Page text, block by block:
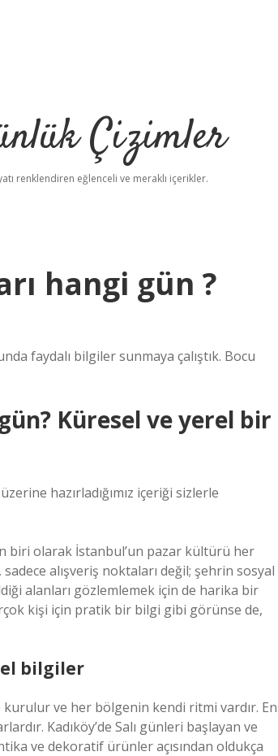
Çizimler
renklendiren eğlenceli ve meraklı içerikler.
hangi gün ?
faydalı bilgiler sunmaya çalıştık. Bocu
Küresel ve yerel bir
hazırladığımız içeriği sizlerle
biri olarak İstanbul’un pazar kültürü her
alışveriş noktaları değil; şehrin sosyal
alanları gözlemlemek için de harika bir
kişi için pratik bir bilgi gibi görünse de,
bilgiler
ve her bölgenin kendi ritmi vardır. En
Kadıköy’de Salı günleri başlayan ve
ve dekoratif ürünler açısından oldukça